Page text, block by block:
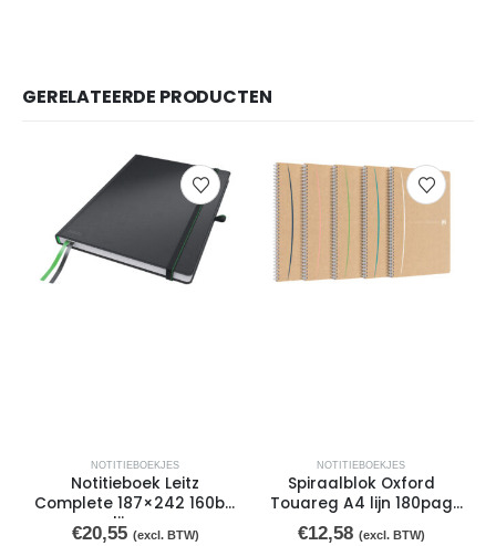
GERELATEERDE PRODUCTEN
NOTITIEBOEKJES
Notitieboek Leitz
Complete 187×242 160blz
lijn zw
€20,55 (excl. BTW)
NOTITIEBOEKJES
Spiraalblok Oxford
Touareg A4 lijn 180pag
ass
€12,58 (excl. BTW)